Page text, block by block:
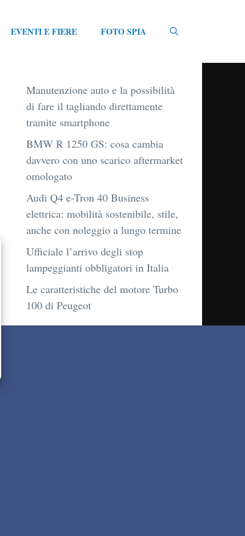
EVENTI E FIERE FOTO SPIA
Manutenzione auto e la possibilità
di fare il tagliando direttamente
tramite smartphone
BMW R 1250 GS: cosa cambia
davvero con uno scarico aftermarket
omologato
Audi Q4 e-Tron 40 Business
elettrica: mobilità sostenibile, stile,
anche con noleggio a lungo termine
Ufficiale l’arrivo degli stop
lampeggianti obbligatori in Italia
Le caratteristiche del motore Turbo
100 di Peugeot